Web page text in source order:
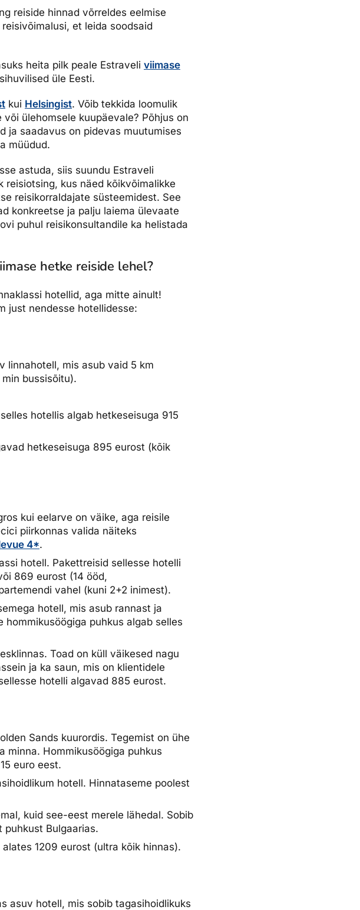
reiside hinnad võrreldes eelmise
et leida soodsaid
heita pilk peale Estraveli viimase
üle Eesti.
kui Helsingist. Võib tekkida loomulik
ülehomsele kuupäevale? Põhjus on
ja saadavus on pidevas muutumises
müüdud.
astuda, siis suundu Estraveli
reisiotsing, kus näed kõikvõimalikke
reisikorraldajate süsteemidest. See
konkreetse ja palju laiema ülevaate
puhul reisikonsultandile ka helistada
hetke reiside lehel?
hotellid, aga mitte ainult!
just nendesse hotellidesse:
linnahotell, mis asub vaid 5 km
bussisõitu).
hotellis algab hetkeseisuga 915
hetkeseisuga 895 eurost (kõik
kui eelarve on väike, aga reisile
piirkonnas valida näiteks
4*.
hotell. Pakettreisid sellesse hotelli
869 eurost (14 ööd,
vahel (kuni 2+2 inimest).
hotell, mis asub rannast ja
puhkus algab selles
Toad on küll väikesed nagu
ja ka saun, mis on klientidele
hotelli algavad 885 eurost.
Sands kuurordis. Tegemist on ühe
minna. Hommikusöögiga puhkus
euro eest.
hotell. Hinnataseme poolest
kuid see-eest merele lähedal. Sobib
Bulgaarias.
1209 eurost (ultra kõik hinnas).
asuv hotell, mis sobib tagasihoidlikuks